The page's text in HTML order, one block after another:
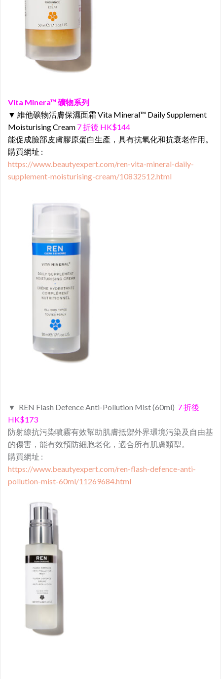
Vita Minera™ 礦物系列
▼ 維他礦物活膚保濕面霜 Vita Mineral™ Daily Supplement
Moisturising Cream 7 折後 HK$144
能促成臉部皮膚膠原蛋白生產，具有抗氧化和抗衰老作用。
購買網址 :
https://www.beautyexpert.com/ren-vita-mineral-daily-
supplement-moisturising-cream/10832512.html
▼ REN Flash Defence Anti-Pollution Mist (60ml) 7 折後
HK$173
防射線抗污染噴霧有效幫助肌膚抵禦外界環境污染及自由基
的傷害， 能有效預防細胞老化，適合所有肌膚類型。
購買網址 :
https://www.beautyexpert.com/ren-flash-defence-anti-
pollution-mist-60ml/11269684.html